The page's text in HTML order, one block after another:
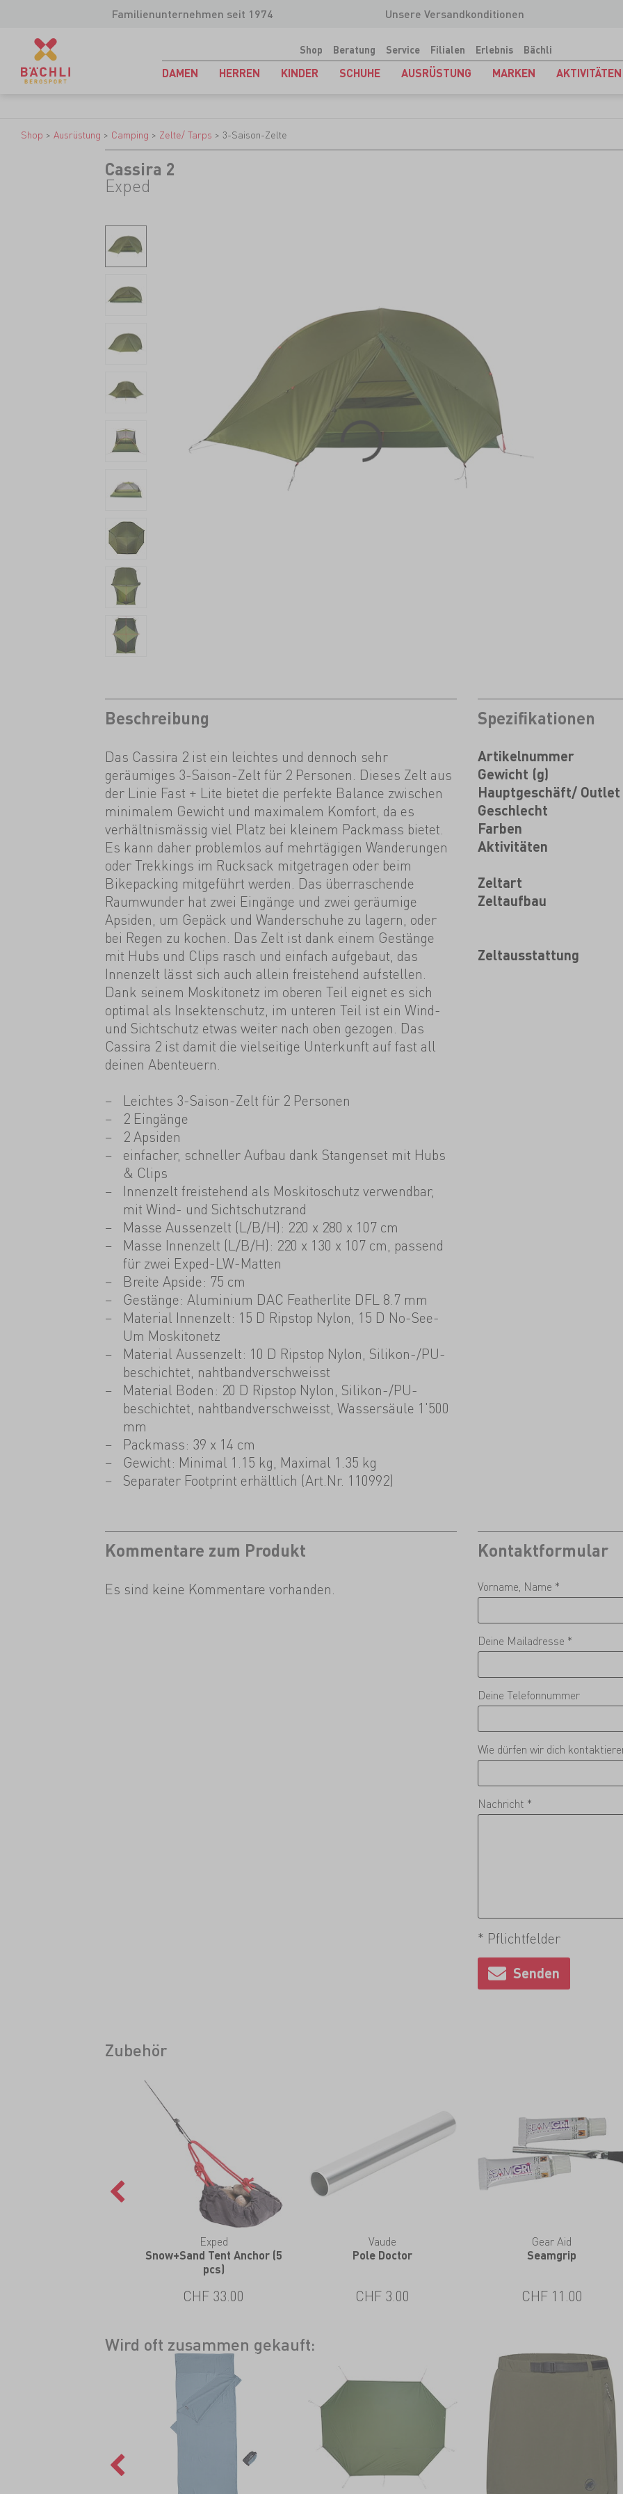
Familienunternehmen seit 1974 Unsere Versandkonditionen
Shop Beratung Service Filialen Erlebnis Bächli
DAMEN HERREN KINDER SCHUHE AUSRÜSTUNG MARKEN AKTIVITÄTEN
Shop > Ausrüstung > Camping > Zelte/ Tarps > 3-Saison-Zelte
Cassira 2
Exped
Beschreibung
Das Cassira 2 ist ein leichtes und dennoch sehr
geräumiges 3-Saison-Zelt für 2 Personen. Dieses Zelt aus
der Linie Fast + Lite bietet die perfekte Balance zwischen
minimalem Gewicht und maximalem Komfort, da es
verhältnismässig viel Platz bei kleinem Packmass bietet.
Es kann daher problemlos auf mehrtägigen Wanderungen
oder Trekkings im Rucksack mitgetragen oder beim
Bikepacking mitgeführt werden. Das überraschende
Raumwunder hat zwei Eingänge und zwei geräumige
Apsiden, um Gepäck und Wanderschuhe zu lagern, oder
bei Regen zu kochen. Das Zelt ist dank einem Gestänge
mit Hubs und Clips rasch und einfach aufgebaut, das
Innenzelt lässt sich auch allein freistehend aufstellen.
Dank seinem Moskitonetz im oberen Teil eignet es sich
optimal als Insektenschutz, im unteren Teil ist ein Wind-
und Sichtschutz etwas weiter nach oben gezogen. Das
Cassira 2 ist damit die vielseitige Unterkunft auf fast all
deinen Abenteuern.
Leichtes 3-Saison-Zelt für 2 Personen
2 Eingänge
2 Apsiden
einfacher, schneller Aufbau dank Stangenset mit Hubs
& Clips
Innenzelt freistehend als Moskitoschutz verwendbar,
mit Wind- und Sichtschutzrand
Masse Aussenzelt (L/B/H): 220 x 280 x 107 cm
Masse Innenzelt (L/B/H): 220 x 130 x 107 cm, passend
für zwei Exped-LW-Matten
Breite Apside: 75 cm
Gestänge: Aluminium DAC Featherlite DFL 8.7 mm
Material Innenzelt: 15 D Ripstop Nylon, 15 D No-See-
Um Moskitonetz
Material Aussenzelt: 10 D Ripstop Nylon, Silikon-/PU-
beschichtet, nahtbandverschweisst
Material Boden: 20 D Ripstop Nylon, Silikon-/PU-
beschichtet, nahtbandverschweisst, Wassersäule 1'500
mm
Packmass: 39 x 14 cm
Gewicht: Minimal 1.15 kg, Maximal 1.35 kg
Separater Footprint erhältlich (Art.Nr. 110992)
Spezifikationen
Artikelnummer
Gewicht (g)
Hauptgeschäft/ Outlet
Geschlecht
Farben
Aktivitäten
Zeltart
Zeltaufbau
Zeltausstattung
Kommentare zum Produkt
Es sind keine Kommentare vorhanden.
Kontaktformular
Vorname, Name *
Deine Mailadresse *
Deine Telefonnummer
Wie dürfen wir dich
Nachricht *
* Pflichtfelder
Zubehör
Exped
Snow+Sand Tent Anchor (5
pcs)
CHF 33.00
Vaude
Pole Doctor
CHF 3.00
Gear Aid
Seamgrip
CHF 11.00
Wird oft zusammen gekauft: